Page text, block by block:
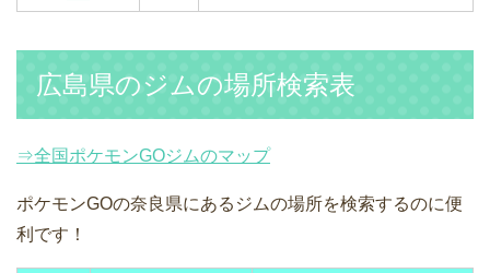
広島県のジムの場所検索表
⇒全国ポケモンGOジムのマップ
ポケモンGOの奈良県にあるジムの場所を検索するのに便
利です！